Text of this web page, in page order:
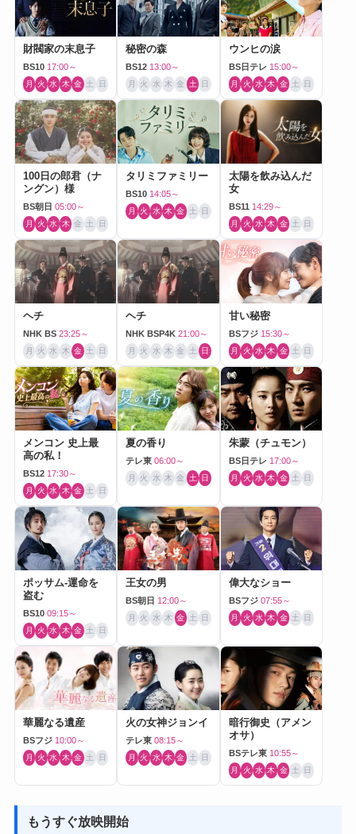
財閥家の末息子
BS10 17:00～
月 火 水 木 金 土 日
秘密の森
BS12 13:00～
月 火 水 木 金 土 日
ウンヒの涙
BS日テレ 15:00～
月 火 水 木 金 土 日
100日の郎君（ナ
ングン）様
BS朝日 05:00～
月 火 水 木 金 土 日
タリミファミリー
BS10 14:05～
月 火 水 木 金 土 日
太陽を飲み込んだ
女
BS11 14:29～
月 火 水 木 金 土 日
ヘチ
NHK BS 23:25～
月 火 水 木 金 土 日
ヘチ
NHK BSP4K 21:00～
月 火 水 木 金 土 日
甘い秘密
BSフジ 15:30～
月 火 水 木 金 土 日
メンコン 史上最
高の私！
BS12 17:30～
月 火 水 木 金 土 日
夏の香り
テレ東 06:00～
月 火 水 木 金 土 日
朱蒙（チュモン）
BS日テレ 17:00～
月 火 水 木 金 土 日
ポッサム-運命を
盗む
BS10 09:15～
月 火 水 木 金 土 日
王女の男
BS朝日 12:00～
月 火 水 木 金 土 日
偉大なショー
BSフジ 07:55～
月 火 水 木 金 土 日
華麗なる遺産
BSフジ 10:00～
月 火 水 木 金 土 日
火の女神ジョンイ
テレ東 08:15～
月 火 水 木 金 土 日
暗行御史（アメン
オサ）
BSテレ東 10:55～
月 火 水 木 金 土 日
もうすぐ放映開始